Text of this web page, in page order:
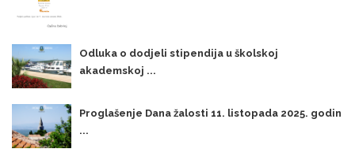
Odluka o dodjeli stipendija u školskoj
akademskoj ...
Proglašenje Dana žalosti 11. listopada 2025. godin
...